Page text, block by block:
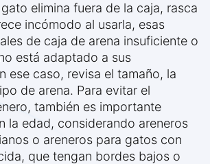
elimina fuera de la caja, rasca
incómodo al usarla, esas
de caja de arena insuficiente o
está adaptado a sus
ese caso, revisa el tamaño, la
de arena. Para evitar el
también es importante
la edad, considerando areneros
o areneros para gatos con
que tengan bordes bajos o